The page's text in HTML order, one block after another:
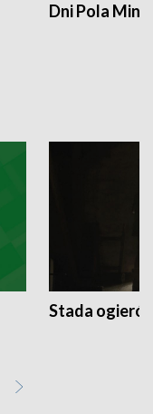
Dni Pola
Stada